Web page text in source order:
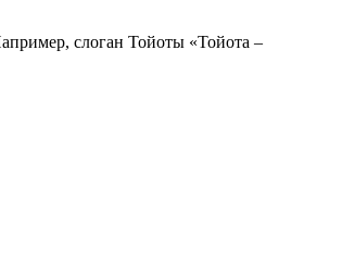
слоган Тойоты «Тойота –